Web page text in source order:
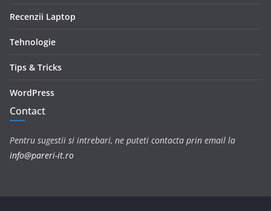
Recenzii Laptop
Tehnologie
Tips & Tricks
WordPress
Contact
Pentru sugestii si intrebari, ne puteti contacta prin email la
info@pareri-it.ro